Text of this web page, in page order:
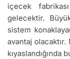
içecek
gelecektir.
sistem
avantaj